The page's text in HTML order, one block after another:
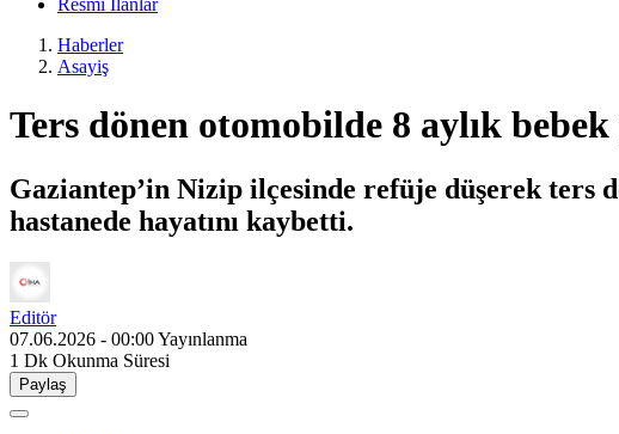
Resmi İlanlar
Haberler
Asayiş
Ters dönen otomobilde 8 aylık
Gaziantep’in Nizip ilçesinde refüje düşerek ters
hastanede hayatını kaybetti.
Editör
07.06.2026 - 00:00Yayınlanma
1 Dk Okunma Süresi
Paylaş